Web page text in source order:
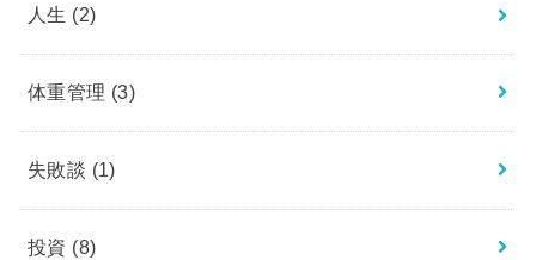
人生 (2)
体重管理 (3)
失敗談 (1)
投資 (8)